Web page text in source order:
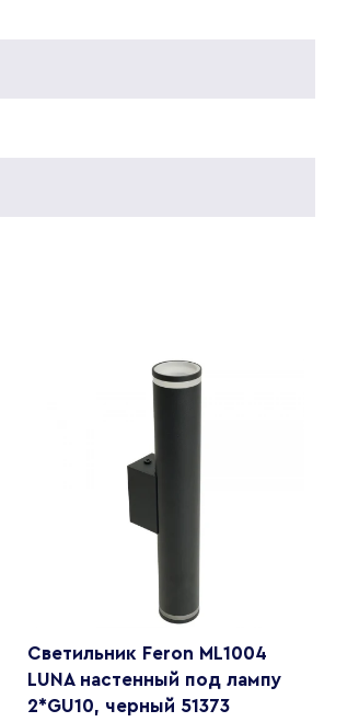
Светильник Feron ML1004
LUNA настенный под лампу
2*GU10, черный 51373